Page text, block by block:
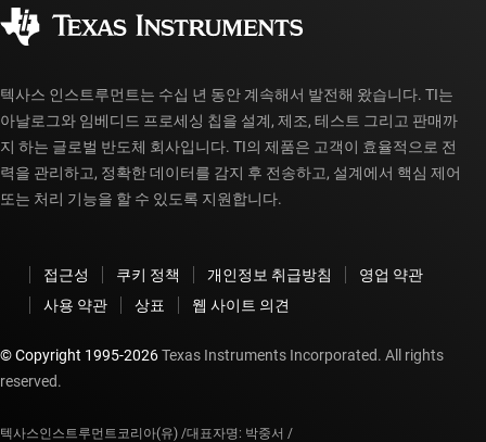
myTI 계정 FAQ
텍사스 인스트루먼트는 수십 년 동안 계속해서 발전해 왔습니다. TI는
아날로그와 임베디드 프로세싱 칩을 설계, 제조, 테스트 그리고 판매까
지 하는 글로벌 반도체 회사입니다. TI의 제품은 고객이 효율적으로 전
력을 관리하고, 정확한 데이터를 감지 후 전송하고, 설계에서 핵심 제어
또는 처리 기능을 할 수 있도록 지원합니다.
접근성 쿠키 정책 개인정보 취급방침
영업 약관
사용 약관
상표 웹 사이트 의견
© Copyright 1995-2026Texas Instruments Incorporated. All rights
reserved.
텍사스인스트루먼트코리아(유) /대표자명: 박중서 /